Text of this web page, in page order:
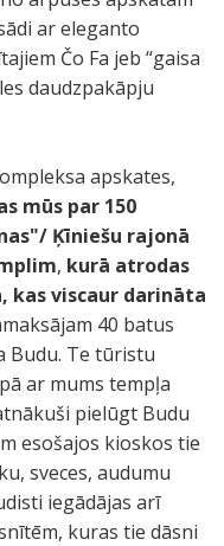
ar eleganto
Čo Fa jeb “gaisa
daudzpakāpju
apskates,
mūs par 150
Ķīniešu rajonā
, kurā atrodas
kas viscaur darināta
40 batus
Budu. Te tūristu
ar mums tempļa
pielūgt Budu
esošajos kioskos tie
sveces, audumu
iegādājas arī
kuras tie dāsni